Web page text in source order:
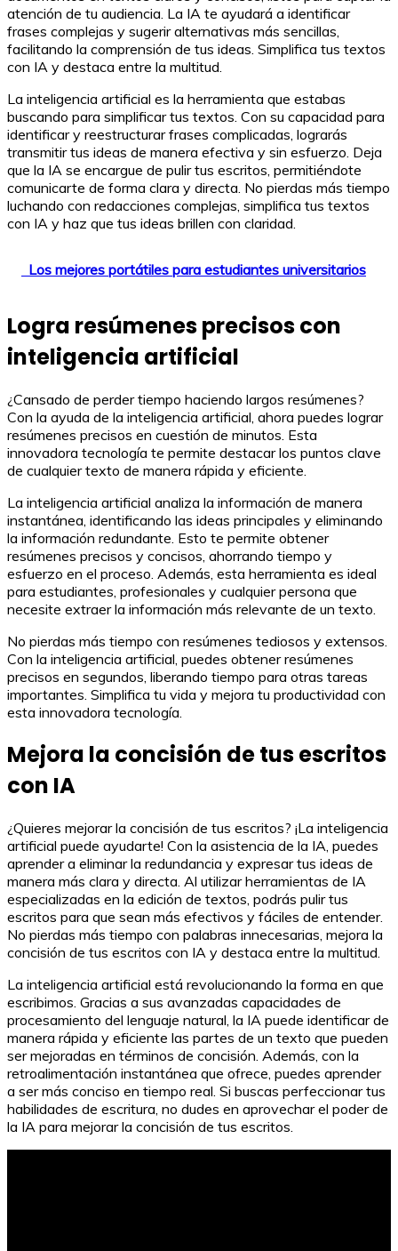
atención de tu audiencia. La IA te ayudará a identificar
frases complejas y sugerir alternativas más sencillas,
facilitando la comprensión de tus ideas. Simplifica tus textos
con IA y destaca entre la multitud.
La inteligencia artificial es la herramienta que estabas
buscando para simplificar tus textos. Con su capacidad para
identificar y reestructurar frases complicadas, lograrás
transmitir tus ideas de manera efectiva y sin esfuerzo. Deja
que la IA se encargue de pulir tus escritos, permitiéndote
comunicarte de forma clara y directa. No pierdas más tiempo
luchando con redacciones complejas, simplifica tus textos
con IA y haz que tus ideas brillen con claridad.
Los mejores portátiles para estudiantes universitarios
Logra resúmenes precisos con
inteligencia artificial
¿Cansado de perder tiempo haciendo largos resúmenes?
Con la ayuda de la inteligencia artificial, ahora puedes lograr
resúmenes precisos en cuestión de minutos. Esta
innovadora tecnología te permite destacar los puntos clave
de cualquier texto de manera rápida y eficiente.
La inteligencia artificial analiza la información de manera
instantánea, identificando las ideas principales y eliminando
la información redundante. Esto te permite obtener
resúmenes precisos y concisos, ahorrando tiempo y
esfuerzo en el proceso. Además, esta herramienta es ideal
para estudiantes, profesionales y cualquier persona que
necesite extraer la información más relevante de un texto.
No pierdas más tiempo con resúmenes tediosos y extensos.
Con la inteligencia artificial, puedes obtener resúmenes
precisos en segundos, liberando tiempo para otras tareas
importantes. Simplifica tu vida y mejora tu productividad con
esta innovadora tecnología.
Mejora la concisión de tus escritos
con IA
¿Quieres mejorar la concisión de tus escritos? ¡La inteligencia
artificial puede ayudarte! Con la asistencia de la IA, puedes
aprender a eliminar la redundancia y expresar tus ideas de
manera más clara y directa. Al utilizar herramientas de IA
especializadas en la edición de textos, podrás pulir tus
escritos para que sean más efectivos y fáciles de entender.
No pierdas más tiempo con palabras innecesarias, mejora la
concisión de tus escritos con IA y destaca entre la multitud.
La inteligencia artificial está revolucionando la forma en que
escribimos. Gracias a sus avanzadas capacidades de
procesamiento del lenguaje natural, la IA puede identificar de
manera rápida y eficiente las partes de un texto que pueden
ser mejoradas en términos de concisión. Además, con la
retroalimentación instantánea que ofrece, puedes aprender
a ser más conciso en tiempo real. Si buscas perfeccionar tus
habilidades de escritura, no dudes en aprovechar el poder de
la IA para mejorar la concisión de tus escritos.